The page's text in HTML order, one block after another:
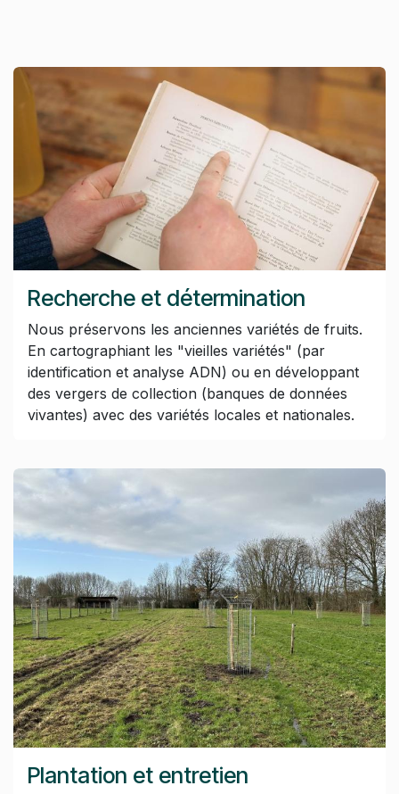
Recherche et détermination
Nous préservons les anciennes variétés de fruits.
En cartographiant les "vieilles variétés" (par
identification et analyse ADN) ou en développant
des vergers de collection (banques de données
vivantes) avec des variétés locales et nationales.
Plantation et entretien